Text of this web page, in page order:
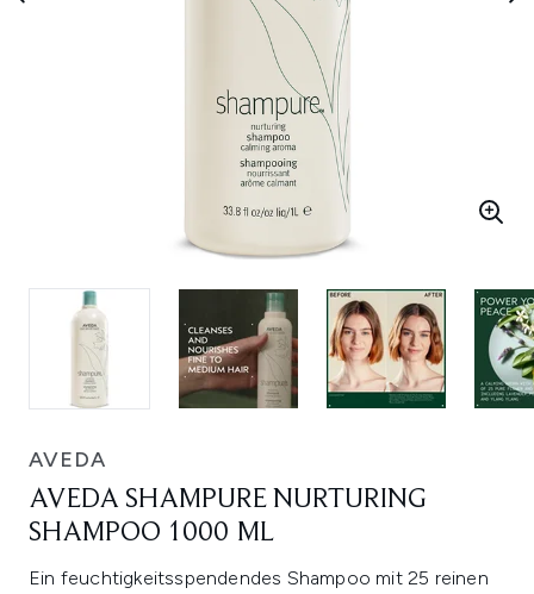
AVEDA
AVEDA SHAMPURE NURTURING
SHAMPOO 1000 ML
Ein feuchtigkeitsspendendes Shampoo mit 25 reinen